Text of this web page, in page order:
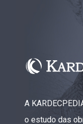
A
o estudo das